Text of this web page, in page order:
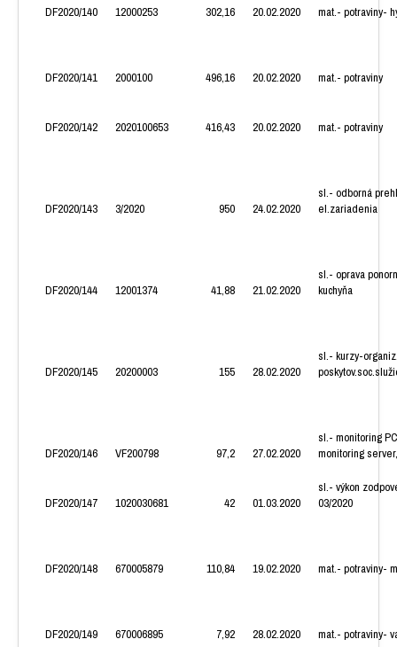
DF2020/140 12000253 302,16 20.02.2020 mat.- potraviny-
DF2020/141 2000100 496,16 20.02.2020 mat.- potraviny
DF2020/142 2020100653 416,43 20.02.2020 mat.- potraviny
DF2020/143 3/2020 950 24.02.2020
sl.- odborná
el.zariadenia
DF2020/144 12001374 41,88 21.02.2020
sl.- oprava
kuchyňa
DF2020/145 20200003 155 28.02.2020
sl.- kurzy-
DF2020/146 VF200798 97,2 27.02.2020
sl.- monitoring
monitoring
DF2020/147 1020030681 42 01.03.2020
sl.- výkon
03/2020
DF2020/148 670005879 110,84 19.02.2020 mat.- potraviny-
DF2020/149 670006895 7,92 28.02.2020 mat.- potraviny-